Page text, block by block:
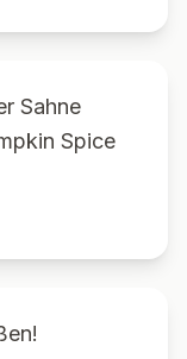
Sahne
Spice